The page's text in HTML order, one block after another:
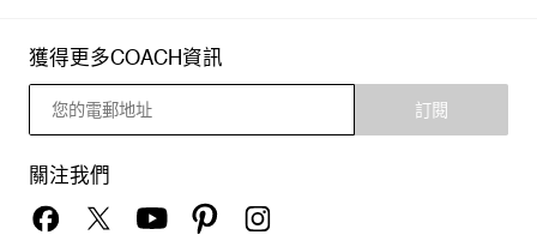
獲得更多COACH資訊
訂閱
關注我們